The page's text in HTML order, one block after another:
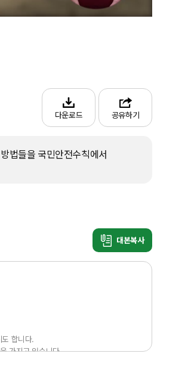
다운로드 공유하기
법들을 국민안전수칙에서
대본복사
합니다.
가지고 있습니다.